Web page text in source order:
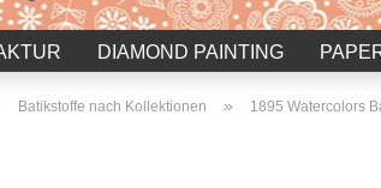
Passwort
DIAMOND PAINTING
Batikstoffe nach Kollektionen » 1895 Watercolors